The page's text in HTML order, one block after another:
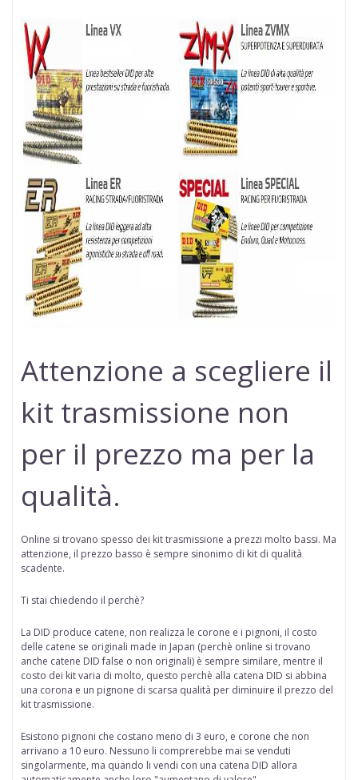
Attenzione a scegliere il
kit trasmissione non
per il prezzo ma per la
qualità.
Online si trovano spesso dei kit trasmissione a prezzi molto bassi. Ma
attenzione, il prezzo basso è sempre sinonimo di kit di qualità
scadente.
Ti stai chiedendo il perchè?
La DID produce catene, non realizza le corone e i pignoni, il costo
delle catene se originali made in Japan (perchè online si trovano
anche catene DID false o non originali) è sempre similare, mentre il
costo dei kit varia di molto, questo perchè alla catena DID si abbina
una corona e un pignone di scarsa qualità per diminuire il prezzo del
kit trasmissione.
Esistono pignoni che costano meno di 3 euro, e corone che non
arrivano a 10 euro. Nessuno li comprerebbe mai se venduti
singolarmente, ma quando li vendi con una catena DID allora